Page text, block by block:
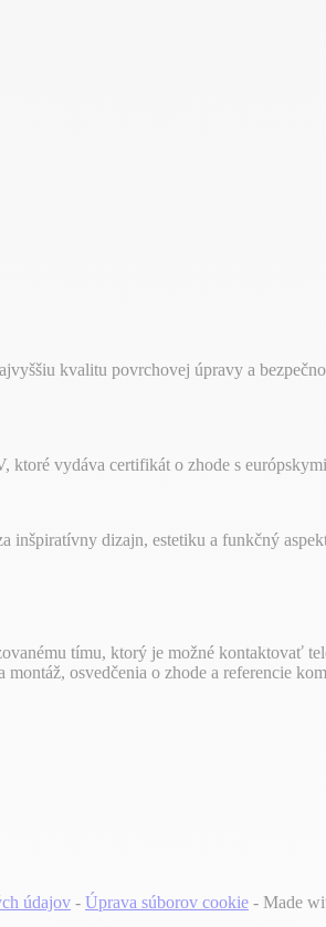
kvalitu povrchovej úpravy a
ktoré vydáva certifikát o zhode s
dizajn, estetiku a funkčný
tímu, ktorý je možné kontaktovať
osvedčenia o zhode a referencie
údajov - Úprava súborov cookie - Made